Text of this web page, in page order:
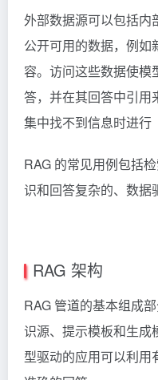
外部数据源可以包括内
公开可用的数据，例如
容。访问这些数据使模
答，并在其回答中引用
集中找不到信息时进行
RAG 的常见用例包括
识和回答复杂的、数据
RAG 架构
RAG 管道的基本组成
识源、提示模板和生成
型驱动的应用可以利用